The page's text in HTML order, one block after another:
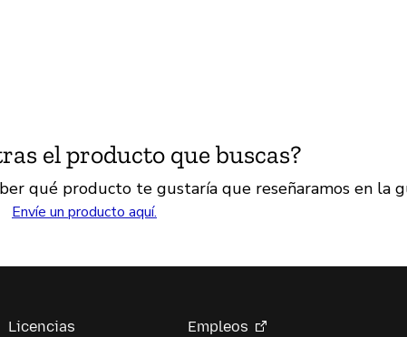
el producto que buscas?
qué producto te gustaría que reseñaramos en la
Envíe un producto aquí.
Licencias
Empleos